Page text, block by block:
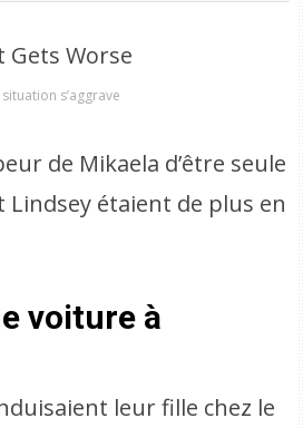
situation s’aggrave
de Mikaela d’être seule
Lindsey étaient de plus en
voiture à
leur fille chez le